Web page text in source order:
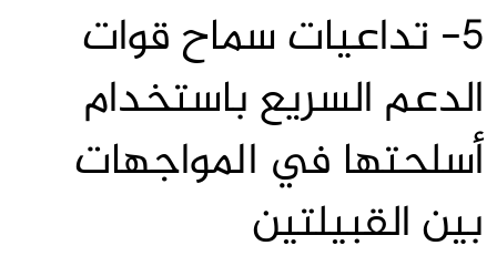
5- تداعيات سماح قوات
الدعم السريع باستخدام
أسلحتها في المواجهات
بين القبيلتين